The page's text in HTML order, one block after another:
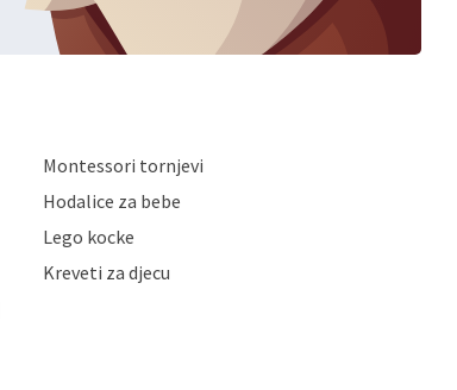
Montessori tornjevi
Hodalice za bebe
Lego kocke
Kreveti za djecu